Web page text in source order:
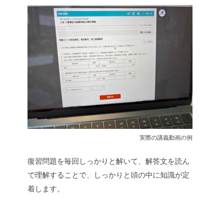
実際の講義動画の例
復習問題を毎回しっかりと解いて、解答文を読ん
で理解することで、しっかりと頭の中に知識が定
着します。